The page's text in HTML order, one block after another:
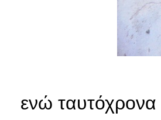
ενώ ταυτόχρονα